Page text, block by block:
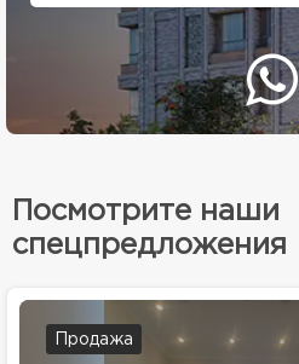
Посмотрите наши
спецпредложения
Продажа